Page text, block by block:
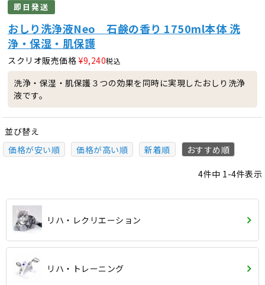
即日発送
おしり洗浄液Neo 石鹸の香り 1750ml本体 洗
浄・保湿・肌保護
スクリオ販売価格 ¥9,240税込
洗浄・保湿・肌保護３つの効果を同時に実現したおしり洗浄
液です。
並び替え
価格が安い順
価格が高い順 新着順 おすすめ順
4件中 1-4件表示
リハ・レクリエーション
リハ・トレーニング